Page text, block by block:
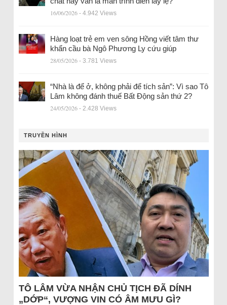
16/06/2026 - 4.942 Views
Hàng loạt trẻ em ven sông Hồng viết tâm thư
khẩn cầu bà Ngô Phương Ly cứu giúp
28/05/2026 - 3.781 Views
“Nhà là để ở, không phải để tích sản”: Vì sao Tô
Lâm không đánh thuế Bất Động sản thứ 2?
24/05/2026 - 2.428 Views
TRUYỀN HÌNH
TÔ LÂM VỪA NHẬN CHỦ TỊCH ĐÃ DÍNH
„DỚP“, VƯỢNG VIN CÓ ÂM MƯU GÌ?